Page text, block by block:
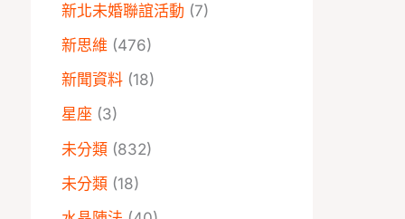
新北未婚聯誼活動 (7)
新思維 (476)
新聞資料 (18)
星座 (3)
未分類 (832)
未分類 (18)